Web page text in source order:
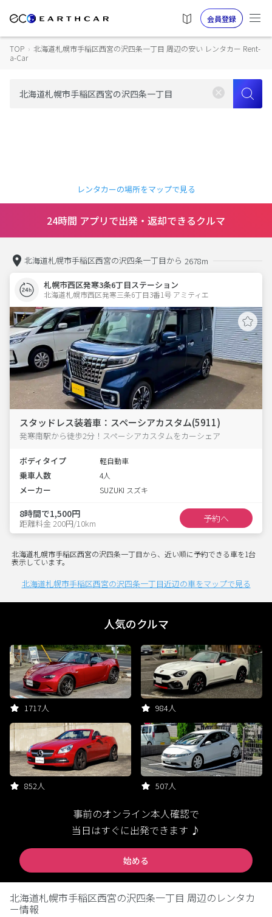
会員登録
TOP › 北海道札幌市手稲区西宮の沢四条一丁目 周辺の安い レンタカー Rent-
a-Car
レンタカーの場所をマップで見る
24時間 アプリで出発・返却できるクルマ
北海道札幌市手稲区西宮の沢四条一丁目から 2678m
札幌市西区発寒3条6丁目ステーション
北海道札幌市西区発寒三条6丁目3番1号 アミティエ
スタッドレス装着車：スペーシアカスタム(5911)
発寒南駅から徒歩2分！スペーシアカスタムをカーシェア
ボディタイプ 軽自動車
乗車人数 4人
メーカー SUZUKI スズキ
8時間で1,500円
距離料金 200円/10km 予約へ
北海道札幌市手稲区西宮の沢四条一丁目から、近い順に予約できる車を1台
表示しています。
北海道札幌市手稲区西宮の沢四条一丁目近辺の車をマップで見る
人気のクルマ
1717人 984人
852人 507人
事前のオンライン本人確認で
当日はすぐに出発できます ♪
始める
北海道札幌市手稲区西宮の沢四条一丁目 周辺のレンタカ
ー情報